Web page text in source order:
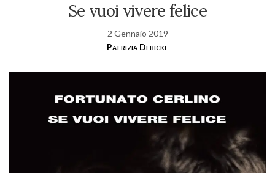
Se vuoi vivere felice
2 Gennaio 2019
Patrizia Debicke